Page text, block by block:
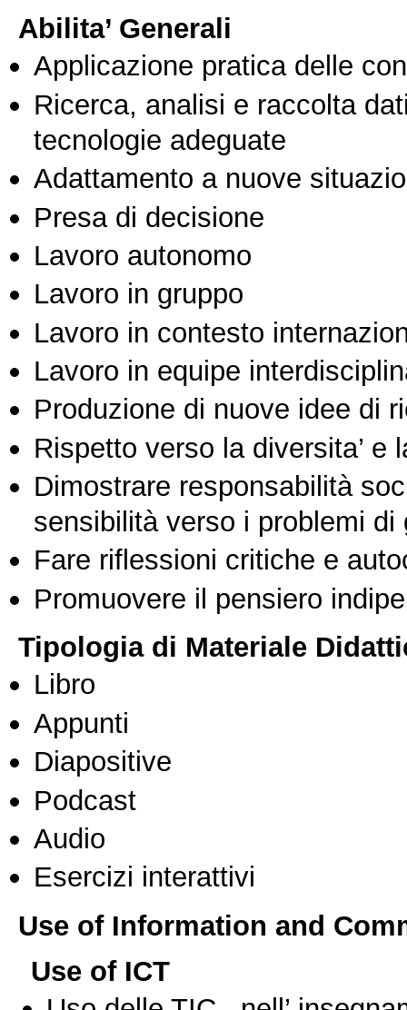
Abilita’ Generali
Applicazione pratica delle
Ricerca, analisi e raccolta
tecnologie adeguate
Adattamento a nuove
Presa di decisione
Lavoro autonomo
Lavoro in gruppo
Lavoro in contesto
Lavoro in equipe
Produzione di nuove idee di
Rispetto verso la diversita’ e
Dimostrare responsabilità
sensibilità verso i problemi di
Fare riflessioni critiche e
Promuovere il pensiero
Tipologia di Materiale
Libro
Appunti
Diapositive
Podcast
Audio
Esercizi interattivi
Use of Information and
Use of ICT